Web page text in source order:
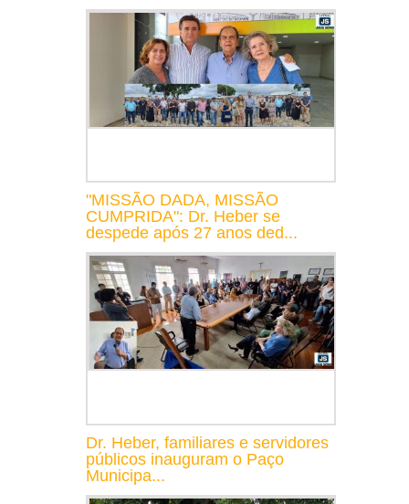
"MISSÃO DADA, MISSÃO
CUMPRIDA": Dr. Heber se
despede após 27 anos ded...
Dr. Heber, familiares e servidores
públicos inauguram o Paço
Municipa...